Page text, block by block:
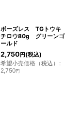
ボーズレス TGトウキ
チロウ80g グリーンゴ
ールド
2,750 円(税込)
希望小売価格（税込） :
2,750円